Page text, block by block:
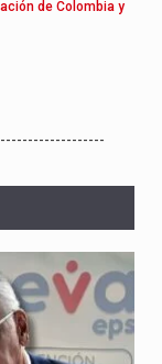
de Colombia y